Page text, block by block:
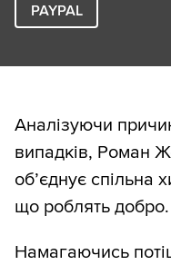
PAYPAL
Аналізуючи
випадків, Роман
об’єднує спільна
що роблять добро.
Намагаючись